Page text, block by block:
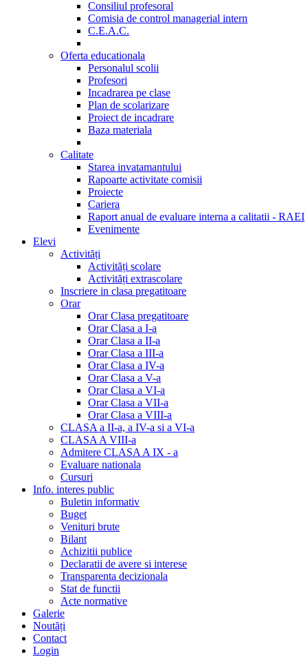
Consiliul profesoral
Comisia de control managerial intern
C.E.A.C.
Oferta educationala
Personalul scolii
Profesori
Incadrarea pe clase
Plan de scolarizare
Proiect de incadrare
Baza materiala
Calitate
Starea invatamantului
Rapoarte activitate comisii
Proiecte
Cariera
Raport anual de evaluare interna a calitatii - RAEI
Evenimente
Elevi
Activități
Activități scolare
Activități extrascolare
Inscriere in clasa pregatitoare
Orar
Orar Clasa pregatitoare
Orar Clasa a I-a
Orar Clasa a II-a
Orar Clasa a III-a
Orar Clasa a IV-a
Orar Clasa a V-a
Orar Clasa a VI-a
Orar Clasa a VII-a
Orar Clasa a VIII-a
CLASA a II-a, a IV-a si a VI-a
CLASA A VIII-a
Admitere CLASA A IX - a
Evaluare nationala
Cursuri
Info. interes public
Buletin informativ
Buget
Venituri brute
Bilant
Achizitii publice
Declaratii de avere si interese
Transparenta decizionala
Stat de functii
Acte normative
Galerie
Noutăți
Contact
Login